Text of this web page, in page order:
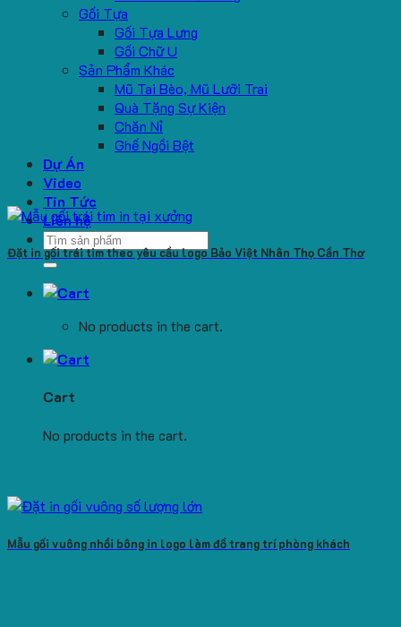
Gối Tựa
Gối Tựa Lưng
Gối Chữ U
Sản Phẩm Khác
Mũ Tai Bèo, Mũ Lưỡi Trai
Quà Tặng Sự Kiện
Chăn Nỉ
Ghế Ngồi Bệt
Dự Án
Video
Tin Tức
Liên hệ
Search
for:
No products in the cart.
Cart
No products in the cart.
Đặt in gối trái tim theo yêu cầu logo Bảo Việt Nhân Thọ Cần Thơ
Mẫu gối vuông nhồi bông in logo làm đồ trang trí phòng khách